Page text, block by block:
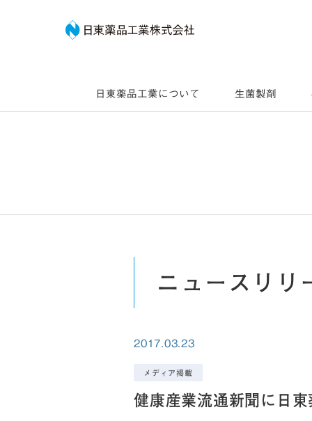
日東薬品工業について 生菌製剤
ニュースリリ
2017.03.23
メディア掲載
健康産業流通新聞に日